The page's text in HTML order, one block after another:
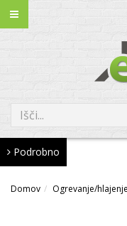
Podrobno
Domov Ogrevanje/